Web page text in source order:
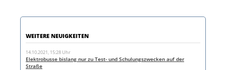
WEITERE NEUIGKEITEN
14.10.2021, 15:28 Uhr
Elektrobusse bislang nur zu Test- und Schulungszwecken auf der
Straße